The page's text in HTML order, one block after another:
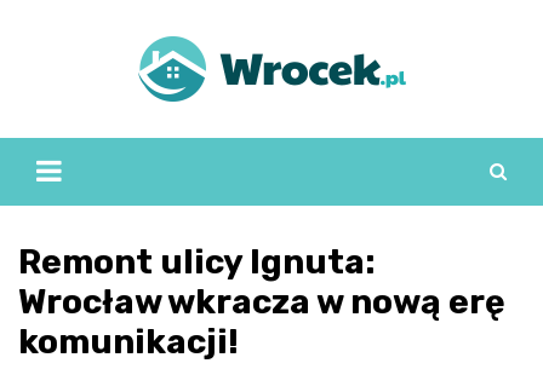
Remont ulicy Ignuta:
Wrocław wkracza w nową erę
komunikacji!